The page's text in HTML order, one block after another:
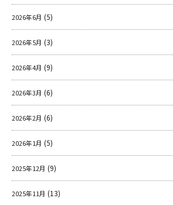
2026年6月 (5)
2026年5月 (3)
2026年4月 (9)
2026年3月 (6)
2026年2月 (6)
2026年1月 (5)
2025年12月 (9)
2025年11月 (13)